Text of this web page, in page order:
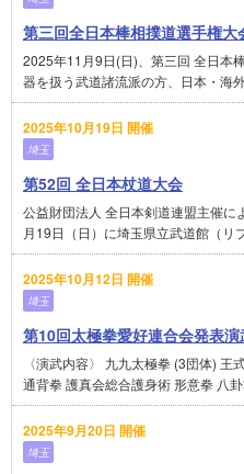
第三回全日本棒相撲道選手権大
2025年11月9日(日)、第三回 全日本
器を扱う武道諸流派の方、日本・海
2025年10月19日 開催
埼玉
第52回 全日本杖道大会
公益財団法人 全日本剣道連盟主催
月19日（日）に埼玉県立武道館（リ
2025年10月12日 開催
埼玉
第10回太極拳愛好連合会発表演
〈演武内容〉 九九太極拳 (3団体)
通背拳 護真会総合護身術 形意拳 八
2025年9月20日 開催
埼玉